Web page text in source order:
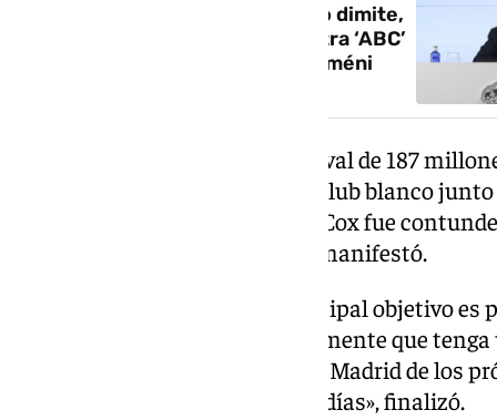
El show de Florentino Pérez: no dimite,
convoca elecciones, carga contra ‘ABC’
y defiende a Valverde y Tchouaméni
Preguntado por si dispone del aval de 187
para optar a la presidencia del club blanco
presidente ejecutivo del Grupo Cox fue
estaríamos hablando es esto», manifestó.
Además, insistió en que el principal objetivo
sólido. «Si vamos, será algo realmente que
ilusionante para un nuevo Real Madrid de los
daros noticias en los próximos días», finalizó.